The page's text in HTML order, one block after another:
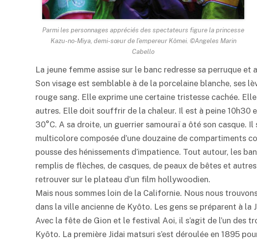
Parmi les personnages appréciés des spectateurs figure la princesse
Kazu-no-Miya, demi-sœur de l’empereur Kômei. ©Angeles Marin
Cabello
La jeune femme assise sur le banc redresse sa perruque
Son visage est semblable à de la porcelaine blanche, ses
rouge sang. Elle exprime une certaine tristesse cachée.
autres. Elle doit souffrir de la chaleur. Il est à peine
30°C. A sa droite, un guerrier samouraï a ôté son casque.
multicolore composée d’une douzaine de compartiments
pousse des hénissements d’impatience. Tout autour, les
remplis de flèches, de casques, de peaux de bêtes et
retrouver sur le plateau d’un film hollywoodien.
Mais nous sommes loin de la Californie. Nous nous
dans la ville ancienne de Kyôto. Les gens se préparent à
Avec la fête de Gion et le festival Aoi, il s’agit de l’un des
Kyôto. La première Jidai matsuri s’est déroulée en 1895